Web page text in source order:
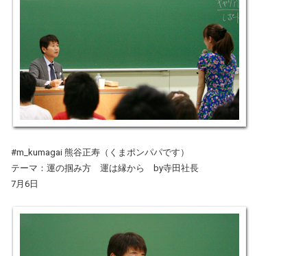
#m_kumagai 熊谷正寿（くまポンパパです）
テーマ：運の掴み方 運は縁から by寺田社長
7月6日